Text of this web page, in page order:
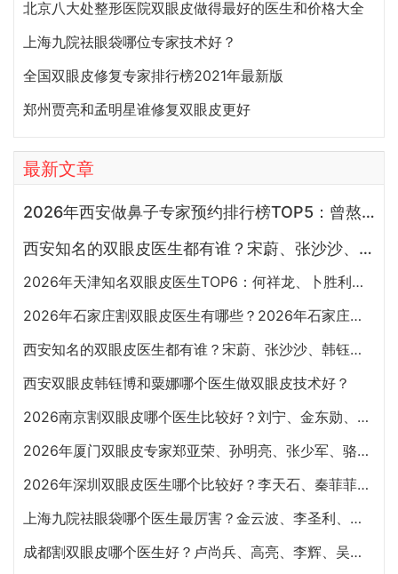
北京八大处整形医院双眼皮做得最好的医生和价格大全
上海九院祛眼袋哪位专家技术好？
全国双眼皮修复专家排行榜2021年最新版
郑州贾亮和孟明星谁修复双眼皮更好
最新文章
2026年西安做鼻子专家预约排行榜TOP5：曾熬、霍玉旺、房志强、蒋立、刘宝军哪个更好？
西安知名的双眼皮医生都有谁？宋蔚、张沙沙、韩钰博、王璇、张文军谁做双眼皮更好？
2026年天津知名双眼皮医生TOP6：何祥龙、卜胜利、关迪剑、邵妍、夏红福、毕小丽:好？
2026年石家庄割双眼皮医生有哪些？2026年石家庄双眼皮专家预约排行榜前十名大全
西安知名的双眼皮医生都有谁？宋蔚、张沙沙、韩钰博、王璇、张文军谁做双眼皮更好？
西安双眼皮韩钰博和粟娜哪个医生做双眼皮技术好？
2026南京割双眼皮哪个医生比较好？刘宁、金东勋、朱喆辰、丁洪如、孙宗良哪个最好？
2026年厦门双眼皮专家郑亚荣、孙明亮、张少军、骆新峰、张宏、陈运生哪个最好？
2026年深圳双眼皮医生哪个比较好？李天石、秦菲菲、朱武根、田芳斌、林登文哪个最好？
上海九院祛眼袋哪个医生最厉害？金云波、李圣利、苏薇洁、孙笛、高博闻祛眼袋技术谁好？
成都割双眼皮哪个医生好？卢尚兵、高亮、李辉、吴建、杨迪、雷蕾、李萍、虞冬梅谁好？